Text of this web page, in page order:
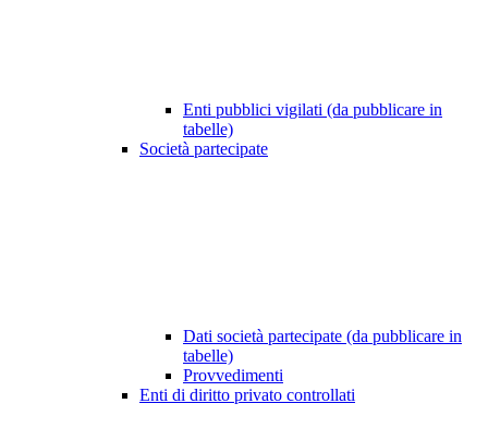
Enti pubblici vigilati (da pubblicare in
tabelle)
Società partecipate
Dati società partecipate (da pubblicare in
tabelle)
Provvedimenti
Enti di diritto privato controllati